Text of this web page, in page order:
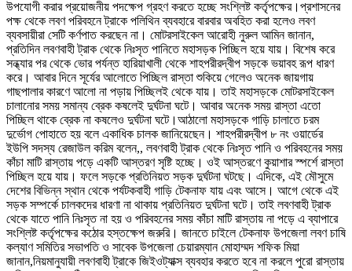
উপযোগী করার প্রয়োজনীয় পদক্ষেপ গ্রহণ করতে হচ্ছে সংশ্লিষ্ট কর্তৃপক্ষের।প্রশাসনের
পক্ষ থেকে লবণ পরিবহনে ট্রাকে পলিথিন ব্যবহারে বারবার অবহিত করা হলেও লবণ
ব্যবসায়ীরা সেটি কর্ণপাত করছেন না। মোটরসাইকেল আরোহী নুরুল আমিন জানান,
প্রতিদিন লবণবাহী ট্রাক থেকে নিঃসৃত পানিতে মহাসড়ক পিচ্ছিল হয়ে যায়। বিশেষ করে
সন্ধ্যার পর থেকে ভোর পর্যন্ত হারিয়াখালী থেকে শাহপরীরদ্বীপ সড়কে ভয়াবহ রূপ ধারণ
করে। আবার দিনে সূর্যের আলোতে পিচ্ছিল রাস্তা শুকিয়ে গেলেও অনেক জায়গায়
গাছপালার কারণে আলো না পড়ায় পিচ্ছিলই থেকে যায়। তাই মহাসড়কে মোটরসাইকেল
চালানোর সময় সমান্য ব্রেক কষলেই দুর্ঘটনা ঘটে। আবার অনেক সময় রাস্তা এতো
পিচ্ছিল থাকে ব্রেক না কষলেও দুর্ঘটনা ঘটে।আঠালো মহাসড়কে গাড়ি চালাতে চরম
দুর্ভোগ পোহাতে হয় বলে একাধিক চালক জানিয়েছেন। শাহপরীরদ্বীপ ৮ নং ওয়ার্ডের
ইউপি সদস্য রেজাউল করিম বলেন,, লবণবাহী ট্রাক থেকে নিঃসৃত পানি ও পরিবহনের সময়
কাঁচা মাটি রাস্তায় পড়ে একটি আস্তরণ সৃষ্টি হচ্ছে। ওই আস্তরণে কুয়াশার স্পর্শে রাস্তা
পিচ্ছিল হয়ে যায়। ফলে সড়কে প্রতিনিয়ত সড়ক দুর্ঘটনা ঘটছে। এদিকে, এই মৌসুমে
দেশের বিভিন্ন স্থান থেকে পর্যটকবাহী গাড়ি টেকনাফ যায় এবং আসে। আগে থেকে এই
সড়ক সম্পর্কে চালকদের ধারণা না থাকায় প্রতিনিয়ত দুর্ঘটনা ঘটে। তাই লবণবাহী ট্রাক
থেকে যাতে পানি নিঃসৃত না হয় ও পরিবহনের সময় কাঁচা মাটি রাস্তায় না পড়ে এ ব্যাপারে
সংশ্লিষ্ট কর্তৃপক্ষের কঠোর হস্তক্ষেপ জরুরি। জানতে চাইলে টেকনাফ উপজেলা লবণ চাষি
কল্যাণ সমিতির সভাপতি ও সাবেক উপজেলা চেয়ারম্যান মোহাম্মদ শফিক মিয়া
জানান,নিয়মানুযায়ী লবণবাহী ট্রাকে জিইওট্যাক্স ব্যবহার করতে হবে না করলে পুরো রাস্তায়